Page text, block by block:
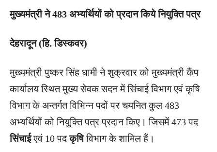
मुख्यमंत्री ने 483 अभ्यर्थियों को प्रदान किये नियुक्ति पत्र
देहरादून (हि. डिस्कवर)
मुख्यमंत्री पुष्कर सिंह धामी ने शुक्रवार को मुख्यमंत्री कैंप
कार्यालय स्थित मुख्य सेवक सदन में सिंचाई विभाग एवं कृषि
विभाग के अन्तर्गत विभिन्न पदों पर चयनित कुल 483
अभ्यर्थियों को नियुक्ति पत्र प्रदान किए। जिसमें 473 पद
सिंचाईएवं 10 पदकृषिविभाग के शामिल हैं।